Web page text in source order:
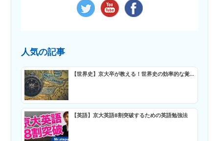
人気の記事
【世界史】京大卒が教える！世界史の効率的な覚...
【英語】京大英語8割突破するための英語勉強法